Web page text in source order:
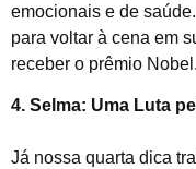
emocionais e de
para voltar à cena em
receber o prêmio Nobel.
4. Selma: Uma Luta
Já nossa quarta dica